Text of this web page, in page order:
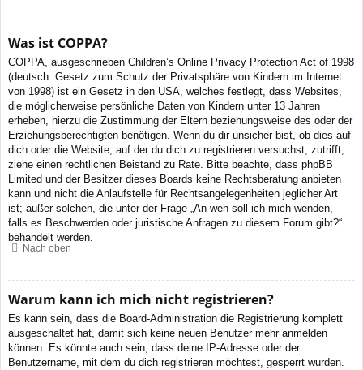
Was ist COPPA?
COPPA, ausgeschrieben Children’s Online Privacy Protection Act of 1998
(deutsch: Gesetz zum Schutz der Privatsphäre von Kindern im Internet
von 1998) ist ein Gesetz in den USA, welches festlegt, dass Websites,
die möglicherweise persönliche Daten von Kindern unter 13 Jahren
erheben, hierzu die Zustimmung der Eltern beziehungsweise des oder der
Erziehungsberechtigten benötigen. Wenn du dir unsicher bist, ob dies auf
dich oder die Website, auf der du dich zu registrieren versuchst, zutrifft,
ziehe einen rechtlichen Beistand zu Rate. Bitte beachte, dass phpBB
Limited und der Besitzer dieses Boards keine Rechtsberatung anbieten
kann und nicht die Anlaufstelle für Rechtsangelegenheiten jeglicher Art
ist; außer solchen, die unter der Frage „An wen soll ich mich wenden,
falls es Beschwerden oder juristische Anfragen zu diesem Forum gibt?“
behandelt werden.
Nach oben
Warum kann ich mich nicht registrieren?
Es kann sein, dass die Board-Administration die Registrierung komplett
ausgeschaltet hat, damit sich keine neuen Benutzer mehr anmelden
können. Es könnte auch sein, dass deine IP-Adresse oder der
Benutzername, mit dem du dich registrieren möchtest, gesperrt wurden.